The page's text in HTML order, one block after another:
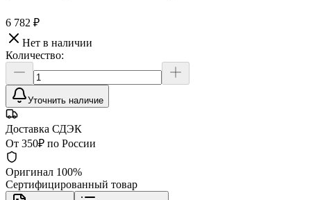
6 782 ₽
Нет в наличии
Количество:
Уточнить наличие
Доставка СДЭК
От 350₽ по России
Оригинал 100%
Сертифицированный товар